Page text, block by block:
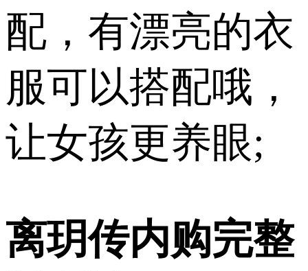
配，有漂亮的衣
服可以搭配哦，
让女孩更养眼;
离玥传内购完整